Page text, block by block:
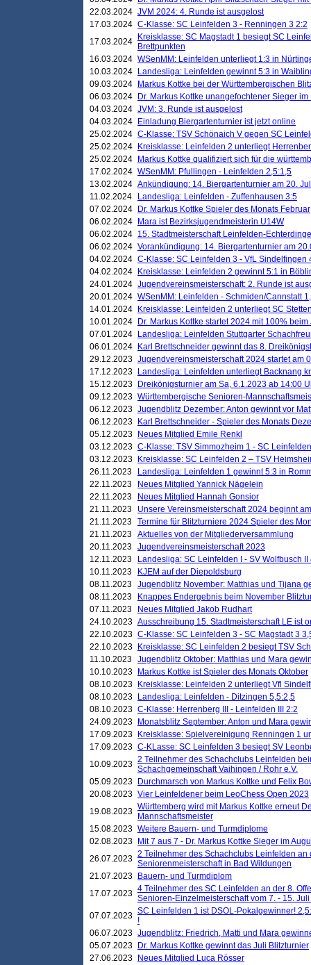
22.03.2024 JVM 2024: 4. Runde ist ausgelost
17.03.2024 C-Klasse: SC Leinfelden 3 - Renningen 3 2:2
17.03.2024
Kreisklasse: SC Magstadt 1 besiegt SC
Brettpunkten
16.03.2024 WSenMM: Leinfelden unterliegt 1:3 in
10.03.2024
Landesliga: Leinfelden gewinnt 5:3 in
09.03.2024
Markus Kottke bei der Württembergischen
06.03.2024
Dr. Markus Kottke unangefochtener Sieger
04.03.2024 JVM: 3. Runde ist ausgelost
04.03.2024
Einladung Biergartenturnier ist jetzt online
25.02.2024 C-Klasse: TSV Schönaich V gegen SC
25.02.2024
Kreisklasse: Leinfelden 2 unterliegt
25.02.2024
Markus Kottke qualifiziert sich für die
17.02.2024 WSenMM: Pfullingen - Leinfelden 2,5:1,5
13.02.2024 Ankündigung: 14. Biergartenturnier am 20.
11.02.2024
Landesliga: Leinfelden - Zuffenhausen 3:5
07.02.2024
Dr. Markus Kottke Spieler des Monats Februar
06.02.2024
Mara ist Bezirksjugendmeisterin U14W
06.02.2024 15. Stadtmeisterschaft Leinfelden-
06.02.2024 Vorankündigung: 14. Biergartenturnier am
04.02.2024 C-Klasse: SC Leinfelden 3 - VfL Sindelfingen
04.02.2024
Kreisklasse: Leinfelden 2 gewinnt 5:1 in
24.01.2024 Jugendvereinsmeisterschaft: 2. Runde ist
20.01.2024 WSenMM: Leinfelden - Schmiden/Cannstatt
14.01.2024
Kreisklasse: Leinfelden 2 unterliegt SC
10.01.2024
Dr. Markus Kottke startet 2024 mit 100%
07.01.2024
Landesliga: Leinfelden Stuttgarter
06.01.2024
Karl Brettschneider gewinnt das 8.
29.12.2023 Jugendvereinsmeisterschaft 2024 startet am
17.12.2023
Landesliga: Leinfelden unterliegt Backnang
15.12.2023
Dreikönigsturnier am Sa, 6.1.2023 ab 14:00
09.12.2023 Württembergische Senioren-
06.12.2023 Jugendblitz Dezember: Anton gewinnt vor
06.12.2023
Karl Brettschneider - Spieler des Monats
05.12.2023
Neues Mitglied Emile Renkl
03.12.2023 C-Klasse: TSV Simmozheim 1 - SC
03.12.2023
Kreisklasse: SC Leinfelden 2 – TSV
26.11.2023
Landesliga: Leinfelden 1 gewinnt 5:3 in
22.11.2023
Neues Mitglied Yannick Nägelein
22.11.2023
Neues Mitglied Hannah Gonsior
21.11.2023
Unsere Vereinsmeisterschaft 2024 beginnt
21.11.2023 Termine für Blitzturniere 2024 Spieler des
21.11.2023 Aktuelles von der Mitgliederversammlung
20.11.2023 Jugendvereinsmeisterschaft 2023
12.11.2023
Landesliga: SC Leinfelden I - SV Wolfbusch II
10.11.2023
KJEM auf der Diepoldsburg
08.11.2023 Jugendblitz November: Matthias und Tijana
08.11.2023
Knappes Endergebnis beim November
07.11.2023
Neues Mitglied Jakob Rudhart
24.10.2023 Ausschreibung 15. Stadtmeisterschaft LE ist
22.10.2023 C-Klasse: SC Leinfelden 3 - SC Magstadt 3
22.10.2023
Kreisklasse: SC Leinfelden 2 besiegt TSV
11.10.2023 Jugendblitz Oktober: Matthias und Mara
10.10.2023
Markus Kottke ist Spieler des Monats Oktober
08.10.2023
Kreisklasse: Leinfelden 2 unterliegt Vfl
08.10.2023
Landesliga: Leinfelden - Ditzingen 5,5:2,5
08.10.2023 C-Klasse: Herrenberg III - Leinfelden III 2:2
24.09.2023
Monatsblitz September: Anton und Mara
17.09.2023
Kreisklasse: Spielvereinigung Renningen 1
17.09.2023 C-KLasse: SC Leinfelden 3 besiegt SV
10.09.2023 2 Teilnehmer des Schachclubs Leinfelden
Schachgemeinschaft Vaihingen / Rohr e.V.
05.09.2023
Durchmarsch von Markus Kottke und Felix
20.08.2023 Vier Leinfeldener beim LeoChess Open 2023
19.08.2023 Württemberg wird mit Markus Kottke erneut
Mannschaftsmeister
15.08.2023 Weitere Bauern- und Turmdiplome
02.08.2023
Mit 7 aus 7 - Dr. Markus Kottke Sieger im
26.07.2023 2 Teilnehmer des Schachclubs Leinfelden an
Seniorenmeisterschaft in Bad Wildungen
21.07.2023
Bauern- und Turmdiplom
17.07.2023 4 Teilnehmer des SC Leinfelden an der 8.
Senioren-Einzelmeisterschaft vom 7. - 15.
07.07.2023 SC Leinfelden 1 ist DSOL-Pokalgewinner!
!
06.07.2023 Jugendblitz: Friedrich, Matti und Mara
05.07.2023
Dr. Markus Kottke gewinnt das Juli Blitzturnier
27.06.2023
Neues Mitglied Luca Rösser